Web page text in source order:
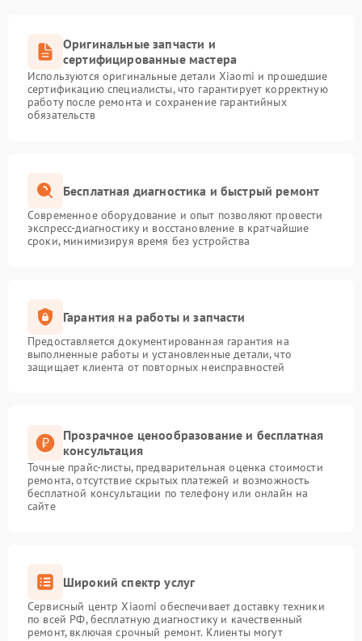
Оригинальные запчасти и
сертифицированные мастера
Используются оригинальные детали Xiaomi и прошедшие
сертификацию специалисты, что гарантирует корректную
работу после ремонта и сохранение гарантийных
обязательств
Бесплатная диагностика и быстрый ремонт
Современное оборудование и опыт позволяют провести
экспресс-диагностику и восстановление в кратчайшие
сроки, минимизируя время без устройства
Гарантия на работы и запчасти
Предоставляется документированная гарантия на
выполненные работы и установленные детали, что
защищает клиента от повторных неисправностей
Прозрачное ценообразование и бесплатная
консультация
Точные прайс-листы, предварительная оценка стоимости
ремонта, отсутствие скрытых платежей и возможность
бесплатной консультации по телефону или онлайн на
сайте
Широкий спектр услуг
Сервисный центр Xiaomi обеспечивает доставку техники
по всей РФ, бесплатную диагностику и качественный
ремонт, включая срочный ремонт. Клиенты могут